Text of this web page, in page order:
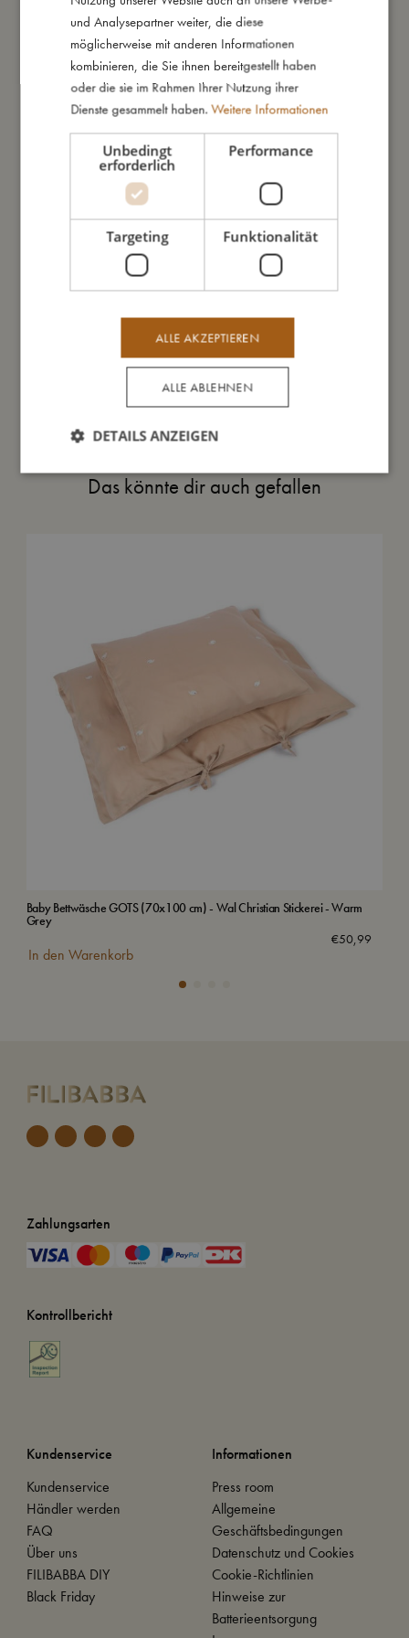
Ohne Schnüre für ein sicheres Plätzchen.
Wichtig: Das Baby immer mit dem Kopf weg von der Öffnung
in das Babynest legen und das Babynest immer auf eine
gerade Oberfläche legen. Das Baby niemals unbeaufsichtigt
im Babynest liegen lassen.
Daraus bin ich gemacht
Das könnte dir auch gefallen
Baby Bettwäsche GOTS (70x100 cm) - Wal Christian Stickerei - Warm
Grey
€50,99
In den Warenkorb
Zahlungsarten
Kontrollbericht
Kundenservice
Kundenservice
Händler werden
FAQ
Über uns
FILIBABBA DIY
Black Friday
Informationen
Press room
Allgemeine
Geschäftsbedingungen
Datenschutz und Cookies
Cookie-Richtlinien
Hinweise zur
Batterieentsorgung
und Analysepartner weiter, die diese
möglicherweise mit anderen Informationen
kombinieren, die Sie ihnen bereitgestellt haben
oder die sie im Rahmen Ihrer Nutzung ihrer
Dienste gesammelt haben. Weitere Informationen
Unbedingt
erforderlich
Performance
Targeting Funktionalität
ALLE AKZEPTIEREN
ALLE ABLEHNEN
DETAILS ANZEIGEN